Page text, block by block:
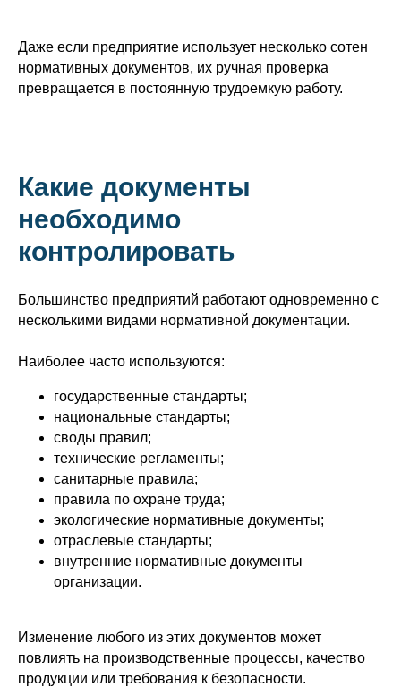
Даже если предприятие использует несколько сотен
нормативных документов, их ручная проверка
превращается в постоянную трудоемкую работу.
Какие документы
необходимо
контролировать
Большинство предприятий работают одновременно с
несколькими видами нормативной документации.
Наиболее часто используются:
государственные стандарты;
национальные стандарты;
своды правил;
технические регламенты;
санитарные правила;
правила по охране труда;
экологические нормативные документы;
отраслевые стандарты;
внутренние нормативные документы
организации.
Изменение любого из этих документов может
повлиять на производственные процессы, качество
продукции или требования к безопасности.